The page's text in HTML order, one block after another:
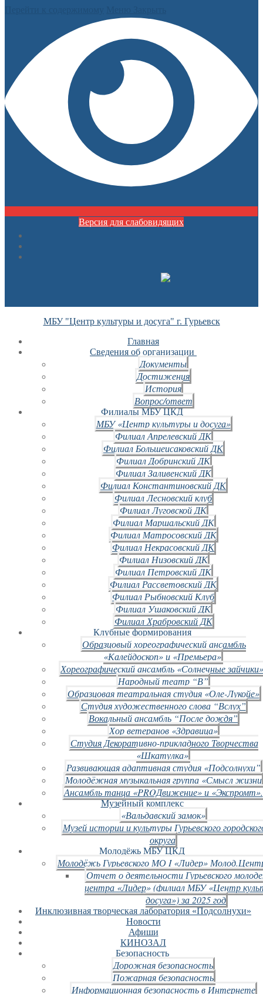
Версия для слабовидящих
МБУ "Центр культуры и досуга" г. Гурьевск
Главная
Сведения об организации
Документы
Достижения
История
Вопрос/ответ
Филиалы МБУ ЦКД
МБУ «Центр культуры и досуга»
Филиал Апрелевский ДК
Филиал Большеисаковский ДК
Филиал Добринский ДК
Филиал Заливенский ДК
Филиал Константиновский ДК
Филиал Лесновский клуб
Филиал Луговской ДК
Филиал Маршальский ДК
Филиал Матросовский ДК
Филиал Некрасовский ДК
Филиал Низовский ДК
Филиал Петровский ДК
Филиал Рассветовский ДК
Филиал Рыбновский Клуб
Филиал Ушаковский ДК
Филиал Храбровский ДК
Клубные формирования
Образцовый хореографический ансамбль
«Калейдоскоп» и «Премьера»
Хореографический ансамбль «Солнечные
Народный театр “В”
Образцовая театральная студия «Оле-Лукойе»
Студия художественного слова “Вслух”
Вокальный ансамбль “После дождя”
Хор ветеранов «Здравица»
Студия Декоративно-прикладного Творчества
«Шкатулка»
Развивающая адаптивная студия «Подсолнухи”
Молодёжная музыкальная группа «Смысл жизни
Ансамбль танца «PROДвижение» и «Экспромт».
Музейный комплекс
«Вальдавский замок»
Музей истории и культуры Гурьевского
округа
Молодёжь МБУ ЦКД
Молодёжь Гурьевского МО I «Лидер»
Отчет о деятельности Гурьевского
центра «Лидер» (филиал МБУ «Центр
досуга») за 2025 год
Инклюзивная творческая лаборатория «Подсолнухи»
Новости
Афиши
КИНОЗАЛ
Безопасность
Дорожная безопасность
Пожарная безопасность
Информационная безопасность в Интернете